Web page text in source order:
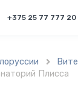
+375 25 77 777 20

Плисса